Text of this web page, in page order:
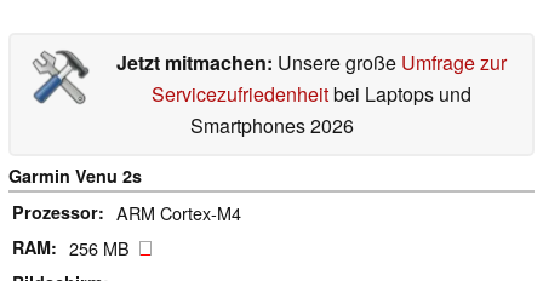
Jetzt mitmachen: Unsere große Umfrage zur
Servicezufriedenheitbei Laptops und
Smartphones 2026
Garmin Venu 2s
Prozessor
ARM Cortex-M4
RAM 256 MB